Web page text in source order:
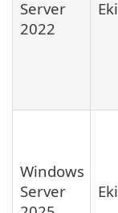
Server
2022
Windows
Server